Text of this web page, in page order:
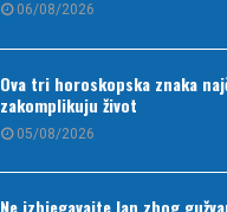
06/08/2026
Ova tri horoskopska znaka
zakomplikuju život
05/08/2026
Ne izbjegavajte lan zbog